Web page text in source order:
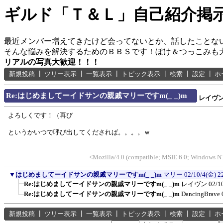
ギルド「Ｔ＆Ｌ」自己紹介掲
最近メンバー増えてきたけど会ってないとか、話したことな
そんな悩みを解決するためのＢＢＳです！ぼけ＆つっこみも
リアルの写真大歓迎！！！
新規投稿 ツリー表示 一覧表示 トピック表示 検索 設定 ホ
Re:はじめましてーイドサンの親戚マリーですm(_ _)m レイヴ
よろしくです！（再び
というかいつで呼び出してくだされば。。。。ｗ
<Mozilla/4.0 (compatible; MSIE 6.0; Windows
▼ はじめましてーイドサンの親戚マリーですm(_ _)m マリー 02/10/4(金)
Re:はじめましてーイドサンの親戚マリーですm(_ _)m レイヴン 02/
Re:はじめましてーイドサンの親戚マリーですm(_ _)m DancingBrave
新規投稿 ツリー表示 一覧表示 トピック表示 検索 設定
ホ